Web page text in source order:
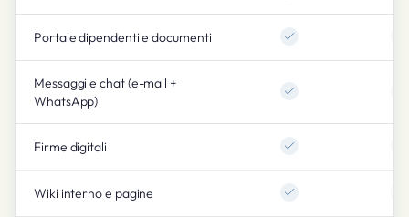
Portale dipendenti e documenti
Messaggi e chat (e-mail +
WhatsApp)
Firme digitali
Wiki interno e pagine